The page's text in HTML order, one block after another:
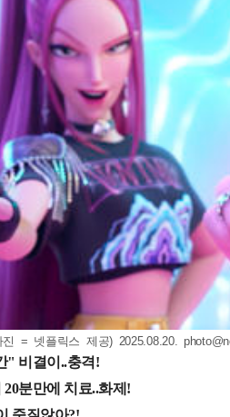
= 넷플릭스 제공) 2025.08.20.